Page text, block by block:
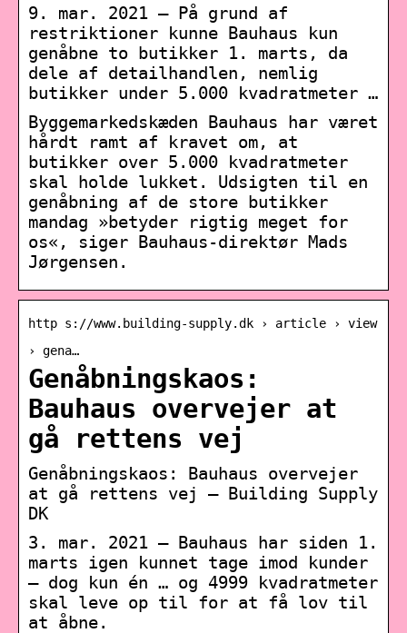
9. mar. 2021 — På grund af
restriktioner kunne Bauhaus kun
genåbne to butikker 1. marts, da
dele af detailhandlen, nemlig
butikker under 5.000 kvadratmeter …
Byggemarkedskæden Bauhaus har været
hårdt ramt af kravet om, at
butikker over 5.000 kvadratmeter
skal holde lukket. Udsigten til en
genåbning af de store butikker
mandag »betyder rigtig meget for
os«, siger Bauhaus-direktør Mads
Jørgensen.
http s://www.building-supply.dk › article › view
› gena…
Genåbningskaos:
Bauhaus overvejer at
gå rettens vej
Genåbningskaos: Bauhaus overvejer
at gå rettens vej – Building Supply
DK
3. mar. 2021 — Bauhaus har siden 1.
marts igen kunnet tage imod kunder
– dog kun én … og 4999 kvadratmeter
skal leve op til for at få lov til
at åbne.